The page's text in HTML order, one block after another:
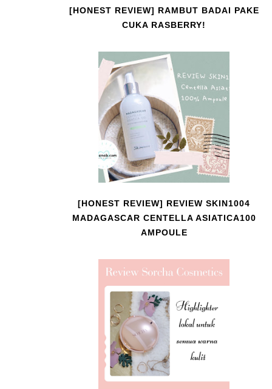
[HONEST REVIEW] RAMBUT BADAI PAKE
CUKA RASBERRY!
[HONEST REVIEW] REVIEW SKIN1004
MADAGASCAR CENTELLA ASIATICA100
AMPOULE